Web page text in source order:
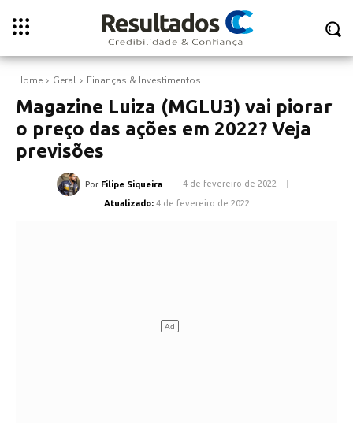
Home Geral Finanças & Investimentos
Magazine Luiza (MGLU3) vai piorar
o preço das ações em 2022? Veja
previsões
Por Filipe Siqueira 4 de fevereiro de 2022
Atualizado: 4 de fevereiro de 2022